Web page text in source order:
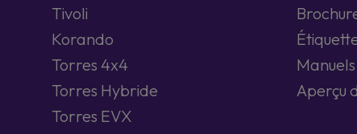
Tivoli
Korando
Torres 4x4
Torres Hybride
Torres EVX
Aperçu